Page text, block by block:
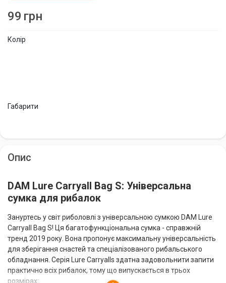
Колір
Габарити
99 грн
Опис
DAM Lure Carryall Bag S: Універсальна
сумка для рибалок
Зануртесь у світ риболовлі з універсальною сумкою DAM Lure
Carryall Bag S! Ця багатофункціональна сумка - справжній
тренд 2019 року. Вона пропонує максимальну універсальність
для зберігання снастей та спеціалізованого рибальського
обладнання. Серія Lure Carryalls здатна задовольнити запити
практично всіх рибалок, тому що випускається в трьох
розмірах: